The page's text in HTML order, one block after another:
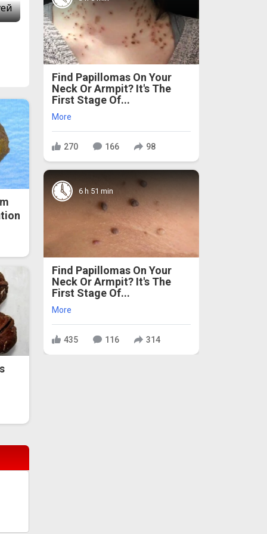
Find Papillomas On Your
Neck Or Armpit? It's The
First Stage Of...
More
270 166 98
6 h 51 min
Find Papillomas On Your
Neck Or Armpit? It's The
First Stage Of...
More
435 116 314